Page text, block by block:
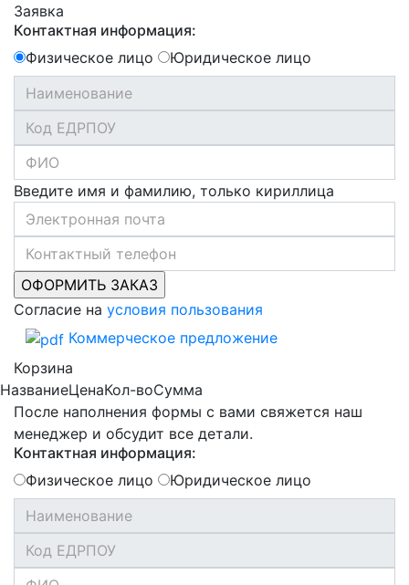
Заявка
Контактная информация:
Физическое лицо
Юридическое лицо
Введите имя и фамилию, только кириллица
Согласие на условия пользования
Коммерческое предложение
Корзина
НазваниеЦенаКол-воСумма
После наполнения формы с вами свяжется наш
менеджер и обсудит все детали.
Контактная информация:
Физическое лицо
Юридическое лицо